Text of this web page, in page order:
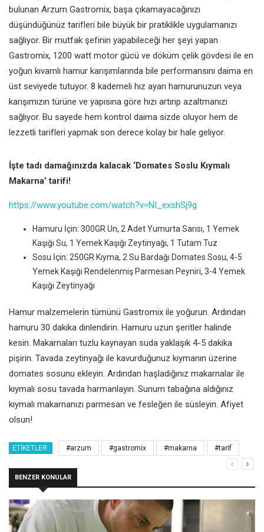
bulunan Arzum Gastromix, başa çıkamayacağınızı
düşündüğünüz tarifleri bile büyük bir pratiklikle uygulamanızı
sağlıyor. Bir mutfak şefinin yapabileceği her şeyi yapan
Gastromix, 1200 watt motor gücü ve döküm çelik gövdesi ile en
yoğun kıvamlı hamur karışımlarında bile performansını daima en
üst seviyede tutuyor. 8 kademeli hız ayarı hamurunuzun veya
karışımızın türüne ve yapısına göre hızı artırıp azaltmanızı
sağlıyor. Bu sayede hem kontrol daima sizde oluyor hem de
lezzetli tarifleri yapmak son derece kolay bir hale geliyor.
İşte tadı damağınızda kalacak ‘Domates Soslu Kıymalı
Makarna’ tarifi!
https://www.youtube.com/watch?v=NI_exshSj9g
Hamuru İçin: 300GR Un, 2 Adet Yumurta Sarısı, 1 Yemek
Kaşığı Su, 1 Yemek Kaşığı Zeytinyağı, 1 Tutam Tuz
Sosu İçin: 250GR Kıyma, 2 Su Bardağı Domates Sosu, 4-5
Yemek Kaşığı Rendelenmiş Parmesan Peyniri, 3-4 Yemek
Kaşığı Zeytinyağı
Hamur malzemelerin tümünü Gastromix ile yoğurun. Ardından
hamuru 30 dakika dinlendirin. Hamuru uzun şeritler halinde
kesin. Makarnaları tuzlu kaynayan suda yaklaşık 4-5 dakika
pişirin. Tavada zeytinyağı ile kavurduğunuz kıymanın üzerine
domates sosunu ekleyin. Ardından haşladığınız makarnalar ile
kıymalı sosu tavada harmanlayın. Sunum tabağına aldığınız
kıymalı makarnanızı parmesan ve fesleğen ile süsleyin. Afiyet
olsun!
ETIKETLER: #arzum #gastromix #makarna #tarif
BENZER KONULAR